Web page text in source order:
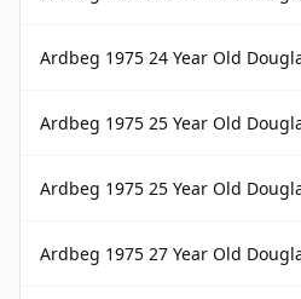
Ardbeg 1975 24 Year Old Douglas Laing Old
Ardbeg 1975 25 Year Old Douglas
Ardbeg 1975 25 Year Old Douglas Laing Old
Ardbeg 1975 27 Year Old Douglas